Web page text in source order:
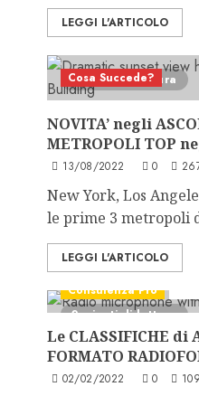
LEGGI L'ARTICOLO
2 minuti di lettura
Cosa Succede?
NOVITA’ negli
METROPOLI TOP
13/08/2022 0
New York, Los
le prime 3 metropoli
LEGGI L'ARTICOLO
2 minuti di lettura
Consulenza Pro
Le CLASSIFICHE di
FORMATO
02/02/2022 0